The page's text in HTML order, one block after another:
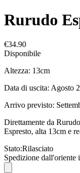
Rurudo
€34.90
Disponibile
Altezza: 13cm
Data di uscita: Agosto
Arrivo previsto:
Direttamente da
Espresto, alta 13cm e
Stato:Rilasciato
Spedizione dall'oriente